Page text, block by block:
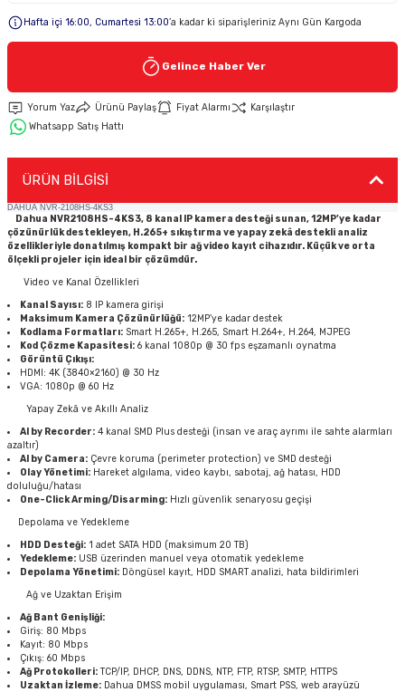
Keypad-Tuş Takımı Ürünler
Hırsız Alarm Aksesuarlar
Hafta içi 16:00, Cumartesi 13:00’a kadar ki siparişleriniz Aynı Gün Kargoda
Gelince Haber Ver
Yorum Yaz Ürünü Paylaş Fiyat Alarmı
Karşılaştır
Whatsapp Satış Hattı
ÜRÜN BİLGİSİ
DAHUA NVR-2108HS-4KS3
Dahua NVR2108HS-4KS3, 8 kanal IP kamera desteği sunan, 12MP’ye kadar
çözünürlük destekleyen, H.265+ sıkıştırma ve yapay zekâ destekli analiz
özellikleriyle donatılmış kompakt bir ağ video kayıt cihazıdır. Küçük ve orta
ölçekli projeler için ideal bir çözümdür.
Video ve Kanal Özellikleri
Kanal Sayısı: 8 IP kamera girişi
Maksimum Kamera Çözünürlüğü: 12MP’ye kadar destek
Kodlama Formatları: Smart H.265+, H.265, Smart H.264+, H.264, MJPEG
Kod Çözme Kapasitesi: 6 kanal 1080p @ 30 fps eşzamanlı oynatma
Görüntü Çıkışı:
HDMI: 4K (3840×2160) @ 30 Hz
VGA: 1080p @ 60 Hz
Yapay Zekâ ve Akıllı Analiz
AI by Recorder: 4 kanal SMD Plus desteği (insan ve araç ayrımı ile sahte alarmları
azaltır)
AI by Camera: Çevre koruma (perimeter protection) ve SMD desteği
Olay Yönetimi: Hareket algılama, video kaybı, sabotaj, ağ hatası, HDD
doluluğu/hatası
One-Click Arming/Disarming: Hızlı güvenlik senaryosu geçişi
Depolama ve Yedekleme
HDD Desteği: 1 adet SATA HDD (maksimum20 TB)
Yedekleme: USB üzerinden manuel veya otomatik yedekleme
Depolama Yönetimi: Döngüsel kayıt, HDD SMART analizi, hata bildirimleri
Ağ ve Uzaktan Erişim
Ağ Bant Genişliği:
Giriş: 80 Mbps
Kayıt: 80 Mbps
Çıkış: 60 Mbps
Ağ Protokolleri:TCP/IP, DHCP, DNS, DDNS, NTP, FTP, RTSP, SMTP, HTTPS
Uzaktan İzleme: Dahua DMSS mobil uygulaması, Smart PSS, web arayüzü